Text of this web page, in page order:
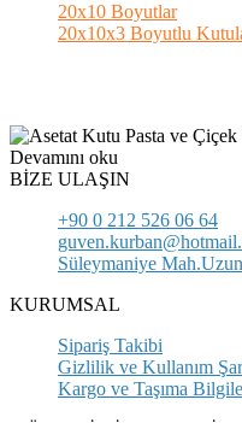
20x10 Boyutlar
20x10x3 Boyutlu
Devamını oku
BİZE ULAŞIN
+90 0 212 526 06 64
Süleymaniye
KURUMSAL
Sipariş Takibi
Gizlilik ve Kullanım
Kargo ve Taşıma